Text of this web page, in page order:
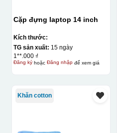
Cặp đựng laptop 14 inch
Kích thước:
TG sản xuất: 15 ngày
1**.000 ₫
Đăng kýhoặc Đăng nhậpđể xem giá
Khăn cotton